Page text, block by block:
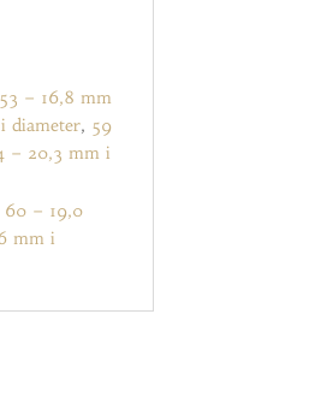
53 – 16,8 mm
diameter, 59
– 20,3 mm i
60 – 19,0
mm i